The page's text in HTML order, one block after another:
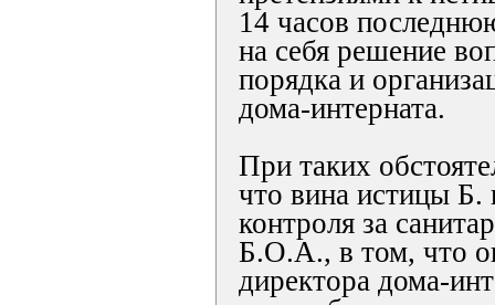
14 часов
на себя решение
порядка и
дома-интерната.
При таких
что вина истицы Б.
контроля за
Б.О.А., в том, что
директора дома-